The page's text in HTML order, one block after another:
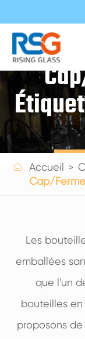
 Accueil
Cap/
Les
emballées
que l'un
bouteilles
proposons